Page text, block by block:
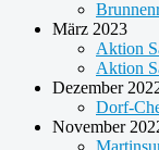
März 2023
Aktion
Aktion
Dezember
Dorf-
November